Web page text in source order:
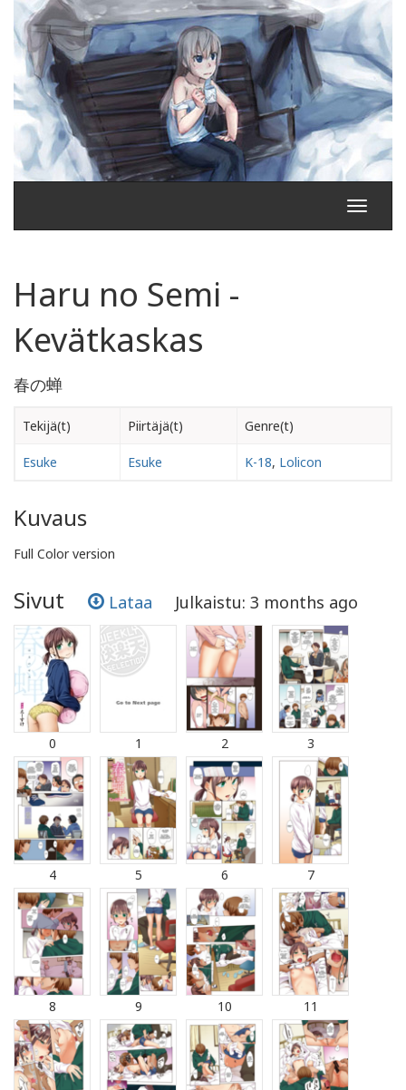
Toggle
Haru no Semi -
Kevätkaskas
春の蝉
Tekijä(t) Piirtäjä(t) Genre(t)
Esuke Esuke K-18, Lolicon
Kuvaus
Full Color version
Sivut Lataa Julkaistu: 3 months ago
0 1 2 3
4 5 6 7
8 9 10 11